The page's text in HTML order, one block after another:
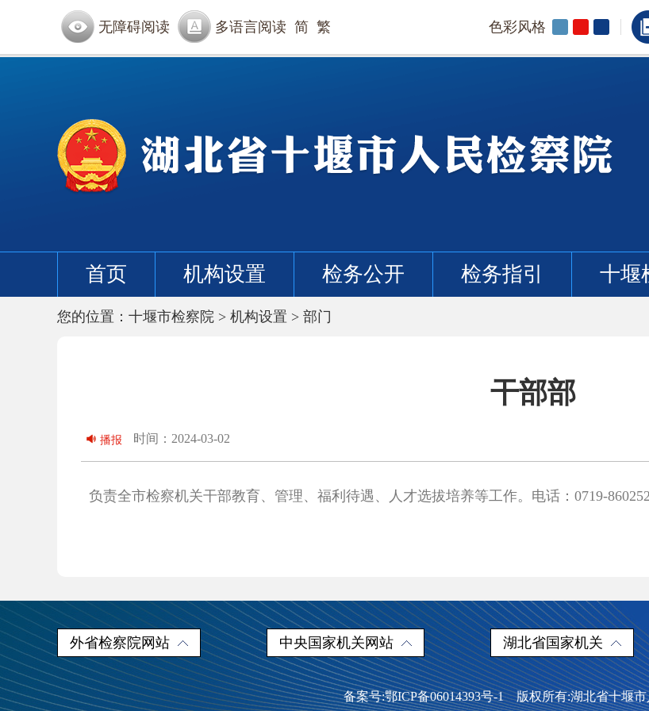
无障碍阅读 多语言阅读 简 繁 色彩风格
首页 机构设置 检务公开 检务指引 十堰
您的位置： 十堰市检察院 > 机构设置 > 部门
干部部
播报 时间：2024-03-02
负责全市检察机关干部教育、管理、福利待遇、人才选拔培养等工作。电话：0719-
外省检察院网站 中央国家机关网站 湖北省国家机关
备案号:鄂ICP备06014393号-1 版权所有:湖北省十堰